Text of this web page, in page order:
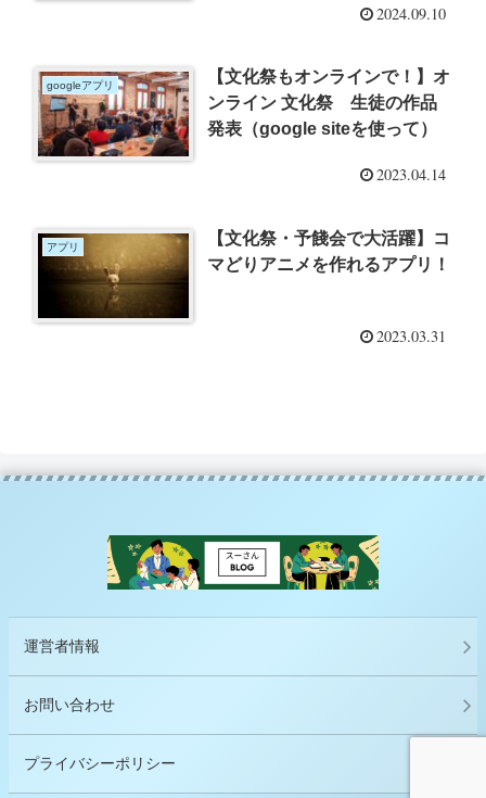
2024.09.10
googleアプリ
【文化祭もオンラインで！】オ
ンライン 文化祭 生徒の作品
発表（google siteを使って）
2023.04.14
アプリ
【文化祭・予餞会で大活躍】コ
マどりアニメを作れるアプリ！
2023.03.31
運営者情報
お問い合わせ
プライバシーポリシー